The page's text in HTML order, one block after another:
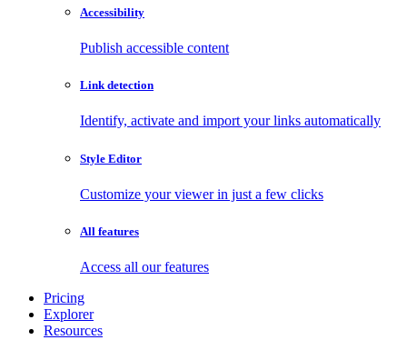
Accessibility
Publish accessible content
Link detection
Identify, activate and import your links automatically
Style Editor
Customize your viewer in just a few clicks
All features
Access all our features
Pricing
Explorer
Resources